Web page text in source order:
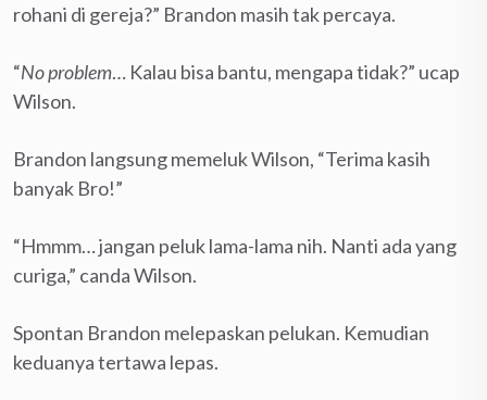
rohani di gereja?” Brandon masih tak percaya.
“No problem… Kalau bisa bantu, mengapa tidak?” ucap
Wilson.
Brandon langsung memeluk Wilson, “Terima kasih
banyak Bro!”
“Hmmm… jangan peluk lama-lama nih. Nanti ada yang
curiga,” canda Wilson.
Spontan Brandon melepaskan pelukan. Kemudian
keduanya tertawa lepas.